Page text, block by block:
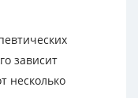
зависит
несколько